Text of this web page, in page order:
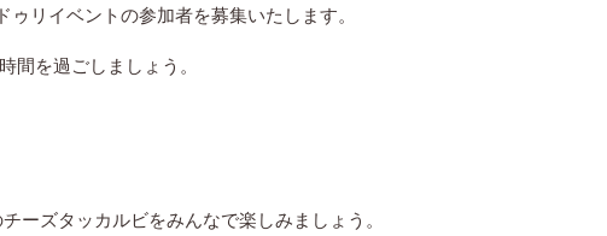
リイベントの参加者を募集いたします。
間を過ごしましょう。
ーズタッカルビをみんなで楽しみましょう。